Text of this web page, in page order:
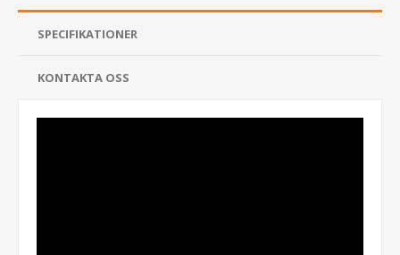
SPECIFIKATIONER
KONTAKTA OSS